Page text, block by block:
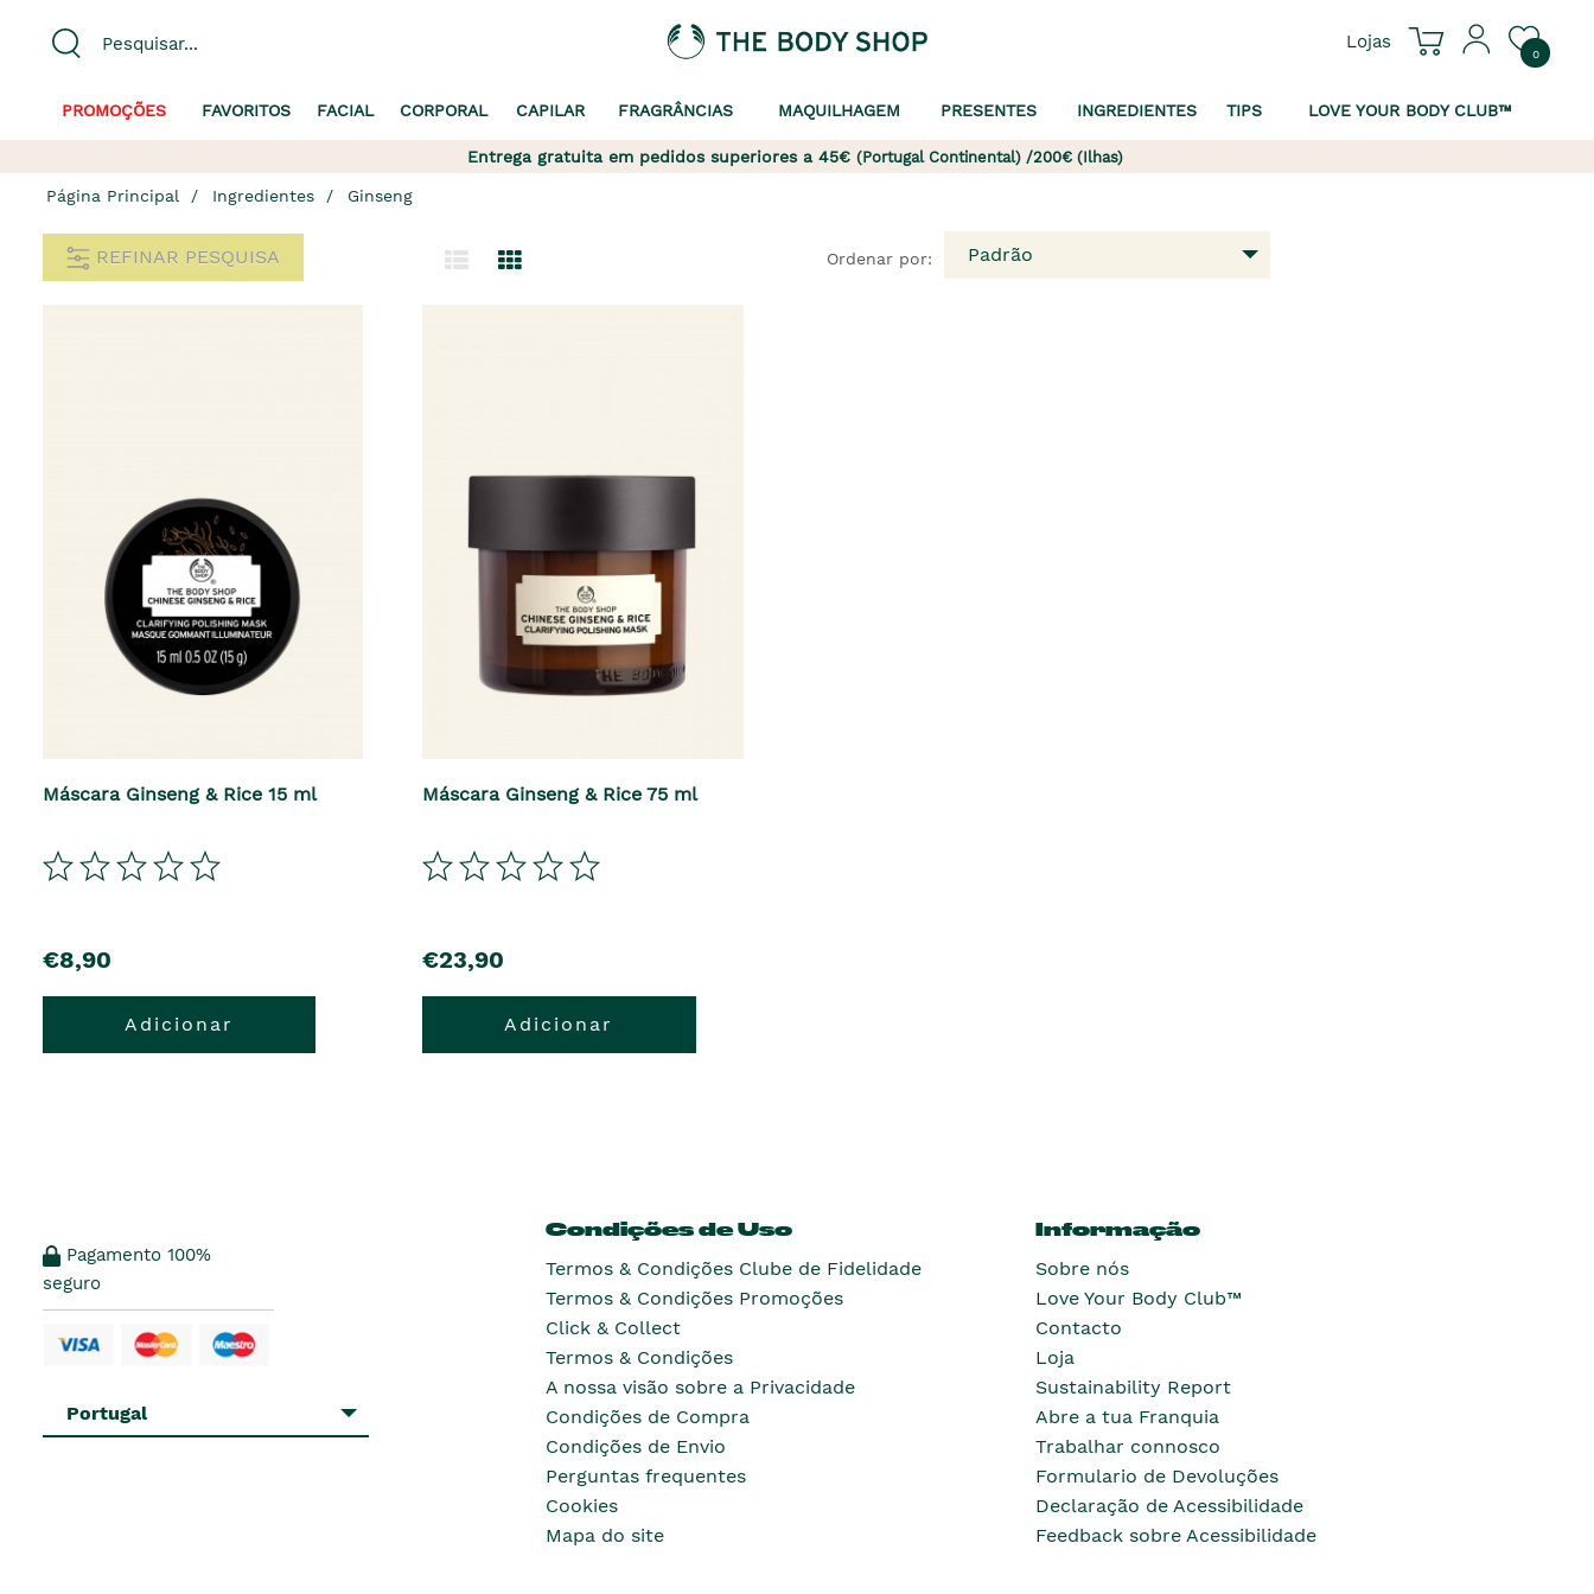
Lojas
0
PROMOÇÕES FAVORITOS FACIAL CORPORAL CAPILAR FRAGRÂNCIAS MAQUILHAGEM PRESENTES INGREDIENTES TIPS LOVE YOUR BODY CLUB™
Entrega gratuita em pedidos superiores a 45€ (Portugal Continental) /200€ (Ilhas)
Página Principal Ingredientes Ginseng
REFINAR PESQUISA Ordenar por: Padrão
Máscara Ginseng & Rice 15 ml
precio
€8,90
Adicionar
Máscara Ginseng & Rice 75 ml
precio
€23,90
Adicionar
Pagamento 100%
seguro
Portugal
Condições de Uso
Termos & Condições Clube de Fidelidade
Termos & Condições Promoções
Click & Collect
Termos & Condições
A nossa visão sobre a Privacidade
Condições de Compra
Condições de Envio
Perguntas frequentes
Cookies
Mapa do site
Informação
Sobre nós
Love Your Body Club™
Contacto
Loja
Sustainability Report
Abre a tua Franquia
Trabalhar connosco
Formulario de Devoluções
Declaração de Acessibilidade
Feedback sobre Acessibilidade